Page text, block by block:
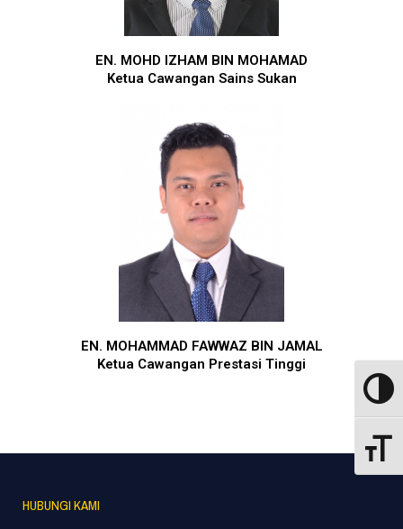
EN. MOHD IZHAM BIN MOHAMAD
Ketua Cawangan Sains Sukan
EN. MOHAMMAD FAWWAZ BIN JAMAL
Ketua Cawangan Prestasi Tinggi
HUBUNGI KAMI